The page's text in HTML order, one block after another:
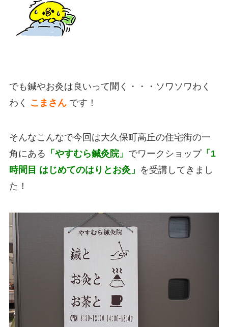
でも鍼やお灸は良いって聞く・・・ソワソワわく
わく
こまさんです！
そんなこんなで今回は大久保町高丘の住宅街の一
角にある 「やすむら鍼灸院」 でワークショップ「1
時間目 はじめてのはりとお灸」 を受講してきまし
た！